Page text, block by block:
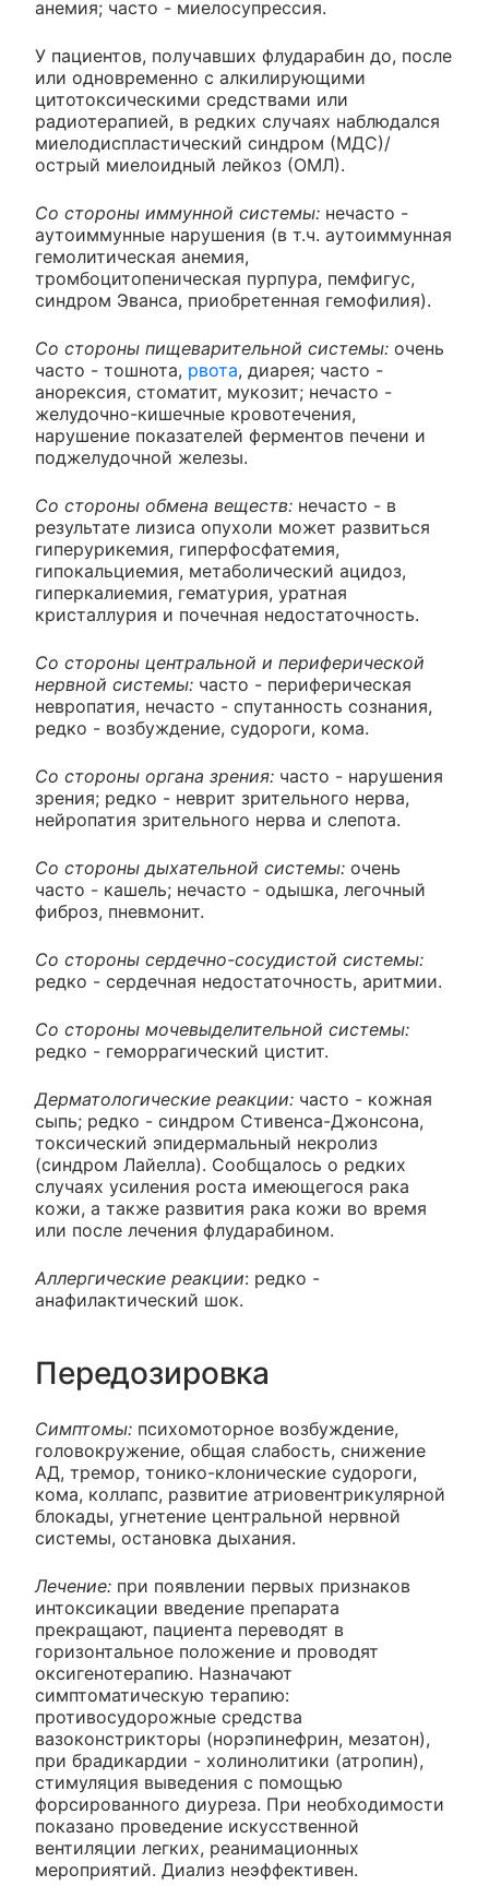
анемия; часто - миелосупрессия.
У пациентов, получавших флударабин до, после
или одновременно с алкилирующими
цитотоксическими средствами или
радиотерапией, в редких случаях наблюдался
миелодиспластический синдром (МДС)/
острый миелоидный лейкоз (ОМЛ).
Со стороны иммунной системы: нечасто -
аутоиммунные нарушения (в т.ч. аутоиммунная
гемолитическая анемия,
тромбоцитопеническая пурпура, пемфигус,
синдром Эванса, приобретенная гемофилия).
Со стороны пищеварительной системы: очень
часто - тошнота, рвота, диарея; часто -
анорексия, стоматит, мукозит; нечасто -
желудочно-кишечные кровотечения,
нарушение показателей ферментов печени и
поджелудочной железы.
Со стороны обмена веществ: нечасто - в
результате лизиса опухоли может развиться
гиперурикемия, гиперфосфатемия,
гипокальциемия, метаболический ацидоз,
гиперкалиемия, гематурия, уратная
кристаллурия и почечная недостаточность.
Со стороны центральной и периферической
нервной системы: часто - периферическая
невропатия, нечасто - спутанность сознания,
редко - возбуждение, судороги, кома.
Со стороны органа зрения: часто - нарушения
зрения; редко - неврит зрительного нерва,
нейропатия зрительного нерва и слепота.
Со стороны дыхательной системы: очень
часто - кашель; нечасто - одышка, легочный
фиброз, пневмонит.
Со стороны сердечно-сосудистой системы:
редко - сердечная недостаточность, аритмии.
Со стороны мочевыделительной системы:
редко - геморрагический цистит.
Дерматологические реакции: часто - кожная
сыпь; редко - синдром Стивенса-Джонсона,
токсический эпидермальный некролиз
(синдром Лайелла). Сообщалось о редких
случаях усиления роста имеющегося рака
кожи, а также развития рака кожи во время
или после лечения флударабином.
Аллергические реакции: редко -
анафилактический шок.
Передозировка
Симптомы: психомоторное возбуждение,
головокружение, общая слабость, снижение
АД, тремор, тонико-клонические судороги,
кома, коллапс, развитие атриовентрикулярной
блокады, угнетение центральной нервной
системы, остановка дыхания.
Лечение: при появлении первых признаков
интоксикации введение препарата
прекращают, пациента переводят в
горизонтальное положение и проводят
оксигенотерапию. Назначают
симптоматическую терапию:
противосудорожные средства
вазоконстрикторы (норэпинефрин, мезатон),
при брадикардии - холинолитики (атропин),
стимуляция выведения с помощью
форсированного диуреза. При необходимости
показано проведение искусственной
вентиляции легких, реанимационных
мероприятий. Диализ неэффективен.